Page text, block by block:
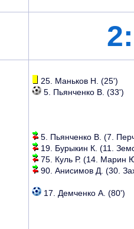
25. Маньков Н. (25')
5. Пьянченко В. (33')
5. Пьянченко В. (7.
19. Бурыкин К. (11.
75. Куль Р. (14. Марин
90. Анисимов Д. (30.
17. Демченко А. (80')